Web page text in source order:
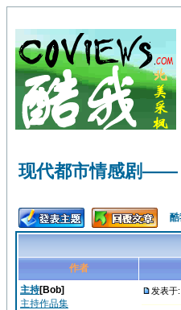
现代都市情感剧——
作者
主持[Bob]
主持作品集
发表于